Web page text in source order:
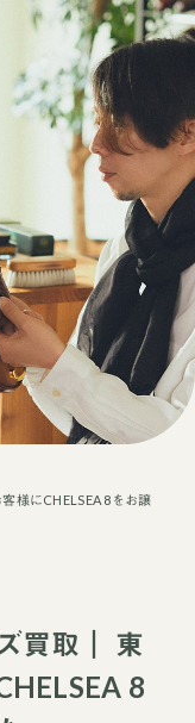
様にCHELSEA 8をお譲
買取｜ 東
8